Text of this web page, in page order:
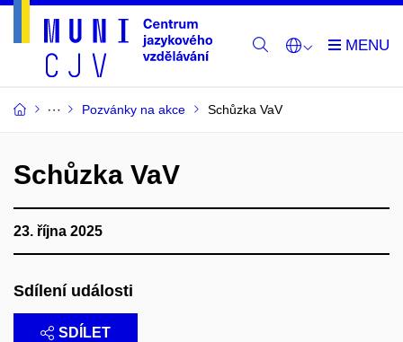
Pozvánky na akce Schůzka VaV
Schůzka VaV
23. října 2025
Sdílení události
SDÍLET